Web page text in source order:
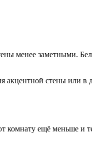
менее заметными.
стены или в
ещё меньше и